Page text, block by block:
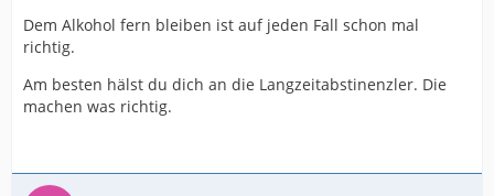
Dem Alkohol fern bleiben ist auf jeden Fall schon mal
richtig.
Am besten hälst du dich an die Langzeitabstinenzler. Die
machen was richtig.